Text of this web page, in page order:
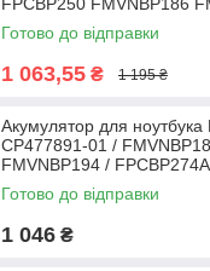
5200mAh
Готово до відправки
1 063,55 ₴ 1 195 ₴
Акумулятор для
CP477891-01 /
FMVNBP194 /
49Wh
Готово до відправки
1 046 ₴